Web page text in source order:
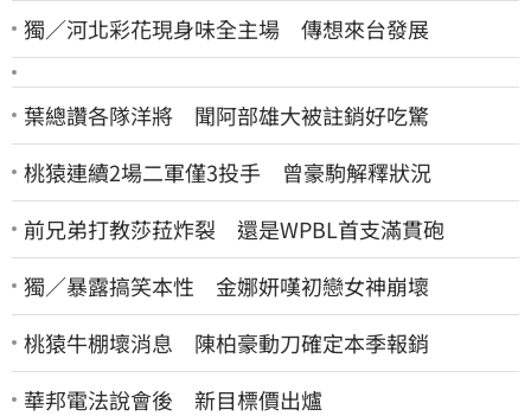
獨／河北彩花現身味全主場 傳想來台發展
葉總讚各隊洋將 聞阿部雄大被註銷好吃驚
桃猿連續2場二軍僅3投手 曾豪駒解釋狀況
前兄弟打教莎菈炸裂 還是WPBL首支滿貫砲
獨／暴露搞笑本性 金娜妍嘆初戀女神崩壞
桃猿牛棚壞消息 陳柏豪動刀確定本季報銷
華邦電法說會後 新目標價出爐